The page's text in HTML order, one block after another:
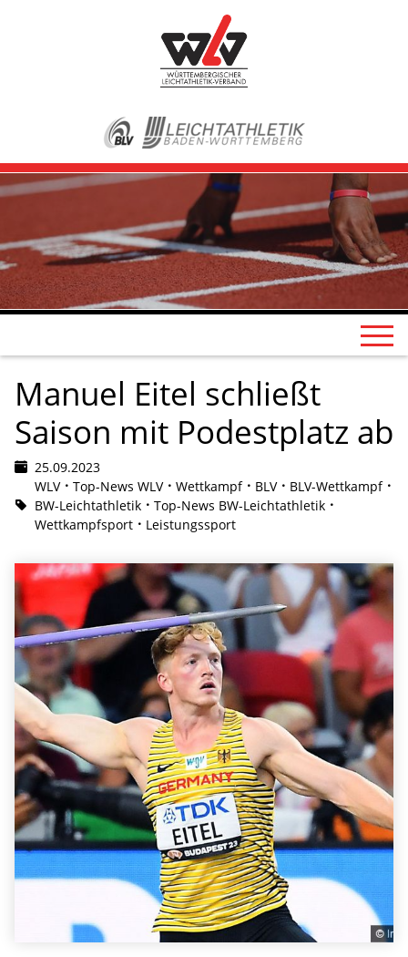
Manuel Eitel schließt
Saison mit Podestplatz ab
25.09.2023
WLV
Top-News WLV Wettkampf BLV
BLV-Wettkampf
BW-Leichtathletik
Top-News BW-Leichtathletik
Wettkampfsport
Leistungssport